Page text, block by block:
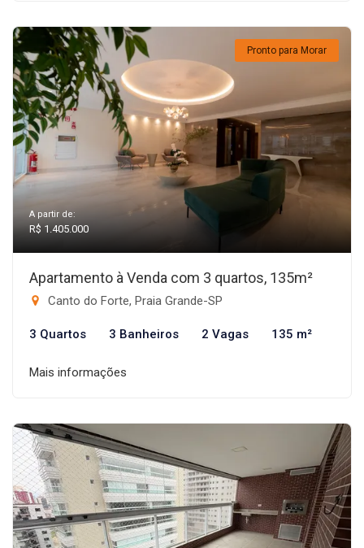
Pronto para Morar
A partir de:
R$ 1.405.000
Apartamento à Venda com 3 quartos, 135m²
Canto do Forte, Praia Grande-SP
3 Quartos 3 Banheiros 2 Vagas 135 m²
Mais informações